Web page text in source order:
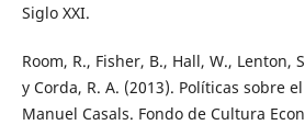
Siglo XXI.
Room, R., Fisher, B., Hall, W., Lenton,
y Corda, R. A. (2013). Políticas sobre
Manuel Casals. Fondo de Cultura